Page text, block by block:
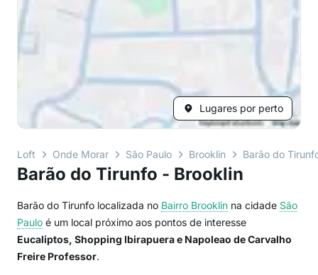
Lugares por perto
Loft Onde Morar São Paulo Brooklin Barão do
Barão do Tirunfo - Brooklin
Barão do Tirunfo localizada no Bairro Brooklin na cidade São
Paulo é um local próximo aos pontos de interesse
Eucaliptos, Shopping Ibirapuera e Napoleao de Carvalho
Freire Professor.